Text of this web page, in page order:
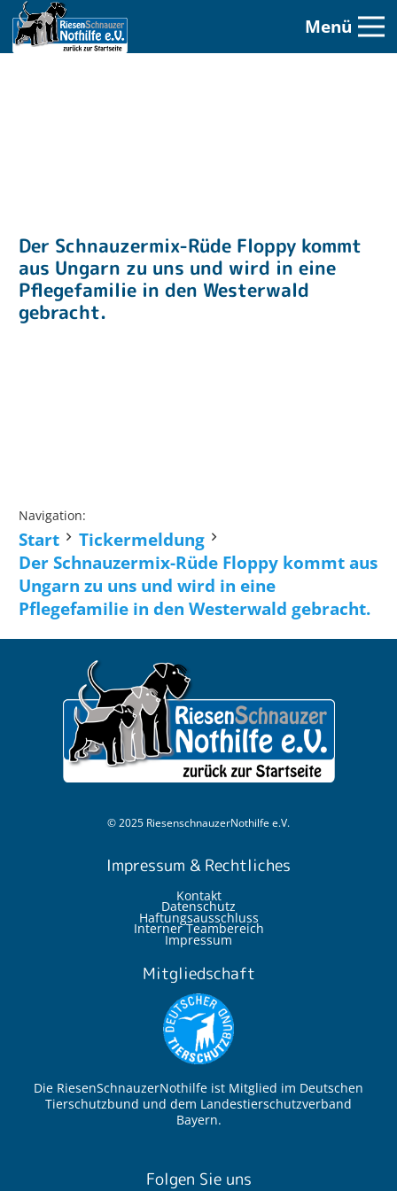
Menü
Der Schnauzermix-Rüde Floppy kommt
aus Ungarn zu uns und wird in eine
Pflegefamilie in den Westerwald
gebracht.
Navigation:
Start
Tickermeldung
Der Schnauzermix-Rüde Floppy kommt aus
Ungarn zu uns und wird in eine
Pflegefamilie in den Westerwald gebracht.
© 2025 RiesenschnauzerNothilfe e.V.
Impressum & Rechtliches
Kontakt
Datenschutz
Haftungsausschluss
Interner Teambereich
Impressum
Mitgliedschaft
Die RiesenSchnauzerNothilfe ist Mitglied im Deutschen
Tierschutzbund und dem Landestierschutzverband
Bayern.
Folgen Sie uns